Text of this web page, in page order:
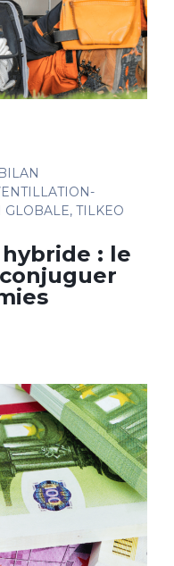
BILAN
GLOBALE, TILKEO
: le